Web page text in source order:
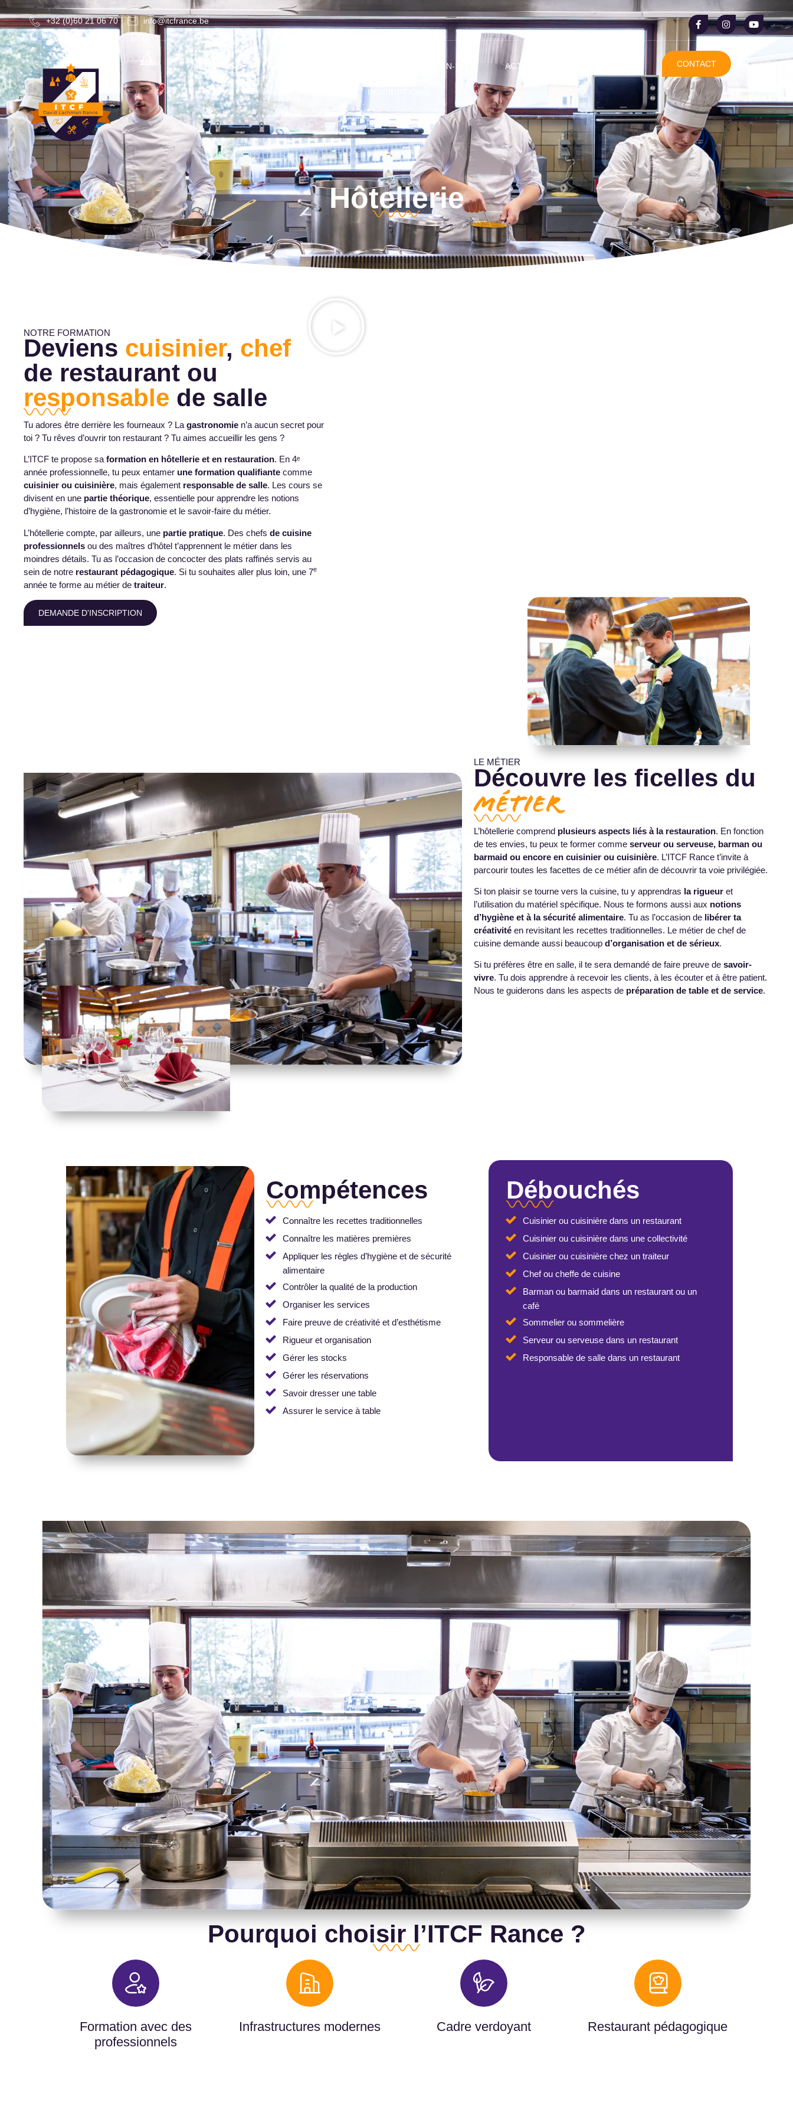
+32 (0)60 21 06 70 info@itcfrance.be
À PROPOS CELLULE BIEN-ÊTRE ACTUALITÉ
INSCRIPTIONS
CONTACT
Hôtellerie
NOTRE FORMATION
Deviens cuisinier, chef
de restaurant ou
responsable de salle
Tu adores être derrière les fourneaux ? La gastronomie n’a aucun secret pour
toi ? Tu rêves d’ouvrir ton restaurant ? Tu aimes accueillir les gens ?
L’ITCF te propose sa formation en hôtellerie et en restauration. En 4ᵉ
année professionnelle, tu peux entamer une formation qualifiante comme
cuisinier ou cuisinière, mais également responsable de salle. Les cours se
divisent en une partie théorique, essentielle pour apprendre les notions
d’hygiène, l’histoire de la gastronomie et le savoir-faire du métier.
L’hôtellerie compte, par ailleurs, une partie pratique. Des chefs de cuisine
professionnels ou des maîtres d’hôtel t’apprennent le métier dans les
moindres détails. Tu as l’occasion de concocter des plats raffinés servis au
sein de notre restaurant pédagogique. Si tu souhaites aller plus loin, une 7e
année te forme au métier de traiteur.
DEMANDE D'INSCRIPTION
LE MÉTIER
Découvre les ficelles du
métier
L’hôtellerie comprend plusieurs aspects liés à la restauration. En fonction
de tes envies, tu peux te former comme serveur ou serveuse, barman ou
barmaid ou encore en cuisinier ou cuisinière. L’ITCF Rance t’invite à
parcourir toutes les facettes de ce métier afin de découvrir ta voie privilégiée.
Si ton plaisir se tourne vers la cuisine, tu y apprendras la rigueuret
l’utilisation du matériel spécifique. Nous te formons aussi aux notions
d’hygiène et à la sécurité alimentaire. Tu as l’occasion de libérer ta
créativitéen revisitant les recettes traditionnelles. Le métier de chef de
cuisine demande aussi beaucoup d’organisation et de sérieux.
Si tu préfères être en salle, il te sera demandé de faire preuve de savoir-
vivre. Tu dois apprendre à recevoir les clients, à les écouter et à être patient.
Nous te guiderons dans les aspects de préparation de table et de service.
Compétences
Connaître les recettes traditionnelles
Connaître les matières premières
Appliquer les règles d’hygiène et de sécurité
alimentaire
Contrôler la qualité de la production
Organiser les services
Faire preuve de créativité et d’esthétisme
Rigueur et organisation
Gérer les stocks
Gérer les réservations
Savoir dresser une table
Assurer le service à table
Débouchés
Cuisinier ou cuisinière dans un restaurant
Cuisinier ou cuisinière dans une collectivité
Cuisinier ou cuisinière chez un traiteur
Chef ou cheffe de cuisine
Barman ou barmaid dans un restaurant ou un
café
Sommelier ou sommelière
Serveur ou serveuse dans un restaurant
Responsable de salle dans un restaurant
Pourquoi choisir l’ITCF Rance ?
Formation avec des
professionnels
Infrastructures modernes Cadre verdoyant Restaurant pédagogique